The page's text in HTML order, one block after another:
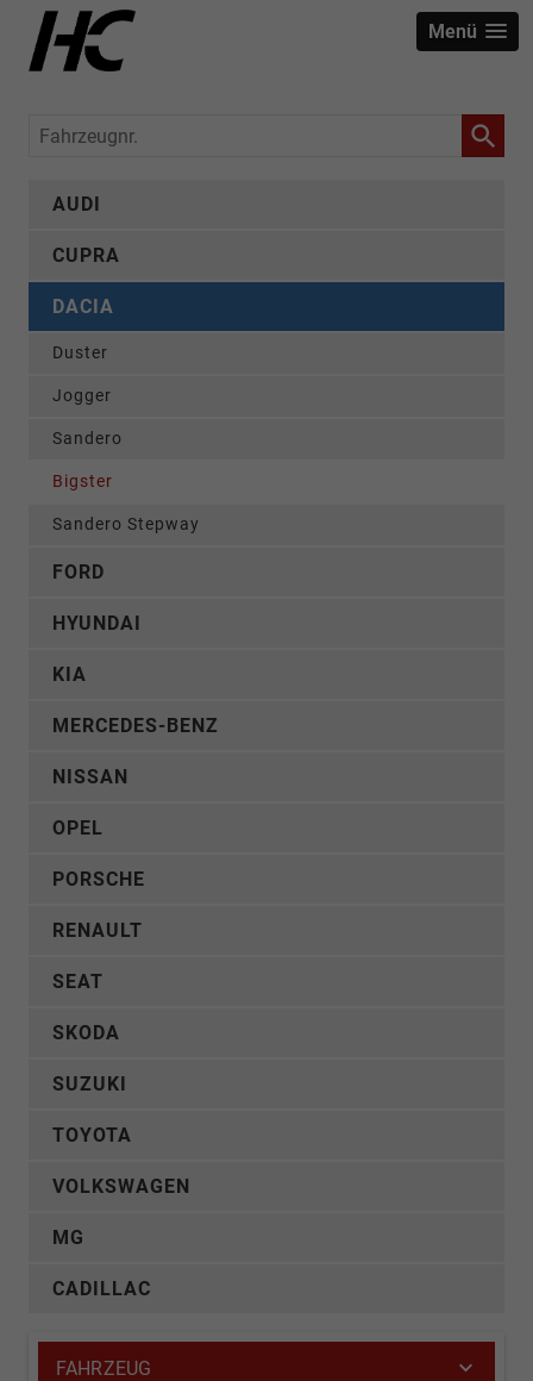
Menü
Fahrzeugnr.
AUDI
CUPRA
DACIA
Duster
Jogger
Sandero
Bigster
Sandero Stepway
FORD
HYUNDAI
KIA
MERCEDES-BENZ
NISSAN
OPEL
PORSCHE
RENAULT
SEAT
SKODA
SUZUKI
TOYOTA
VOLKSWAGEN
MG
CADILLAC
FAHRZEUG